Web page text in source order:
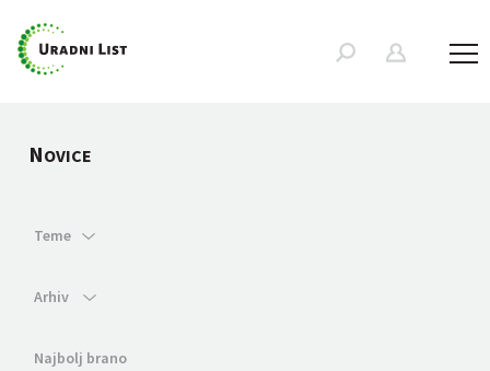
NOVICE
Teme
Arhiv
Najbolj brano